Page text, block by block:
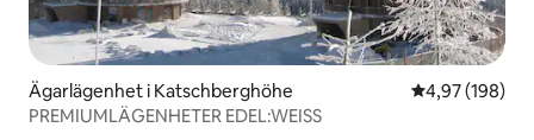
Ägarlägenhet i Katschberghöhe 4,97 av 5 i
4,97 (198)
PREMIUMLÄGENHETER EDEL:WEISS